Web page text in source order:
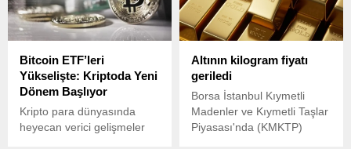
Bitcoin ETF’leri
Yükselişte: Kriptoda Yeni
Dönem Başlıyor
Kripto para dünyasında
heyecan verici gelişmeler
Altının kilogram fiyatı
geriledi
Borsa İstanbul Kıymetli
Madenler ve Kıymetli Taşlar
Piyasası'nda (KMKTP)